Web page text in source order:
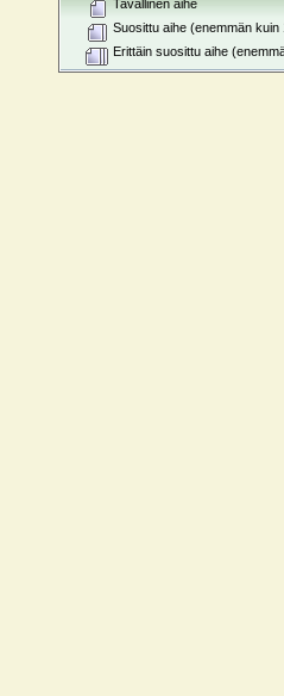
Tavallinen aihe
Suosittu aihe (enemmän kuin
Erittäin suosittu aihe